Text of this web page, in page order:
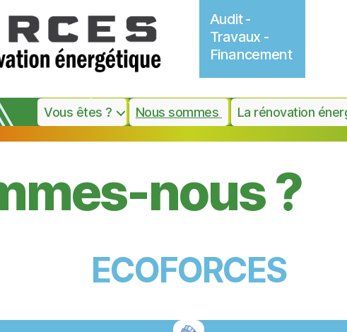
Audit -
Travaux -
Financement
Vous êtes ? Nous sommes La rénovation
nous ?
ECOFORCES